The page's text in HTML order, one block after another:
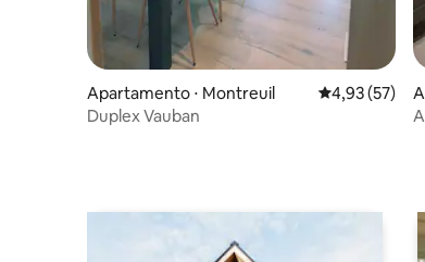
Apartamento ⋅ Montreuil 4,93 de uma
4,93 (57)
Duplex Vauban